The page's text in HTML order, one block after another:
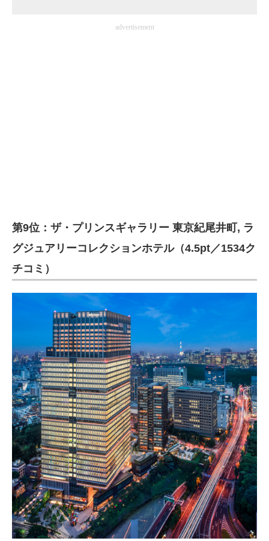
advertisement
第9位：ザ・プリンスギャラリー 東京紀尾井町, ラ
グジュアリーコレクションホテル（4.5pt／1534ク
チコミ）